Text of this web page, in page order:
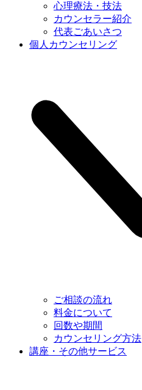
心理療法・技法
カウンセラー紹介
代表ごあいさつ
個人カウンセリング
ご相談の流れ
料金について
回数や期間
カウンセリング方法
講座・その他サービス